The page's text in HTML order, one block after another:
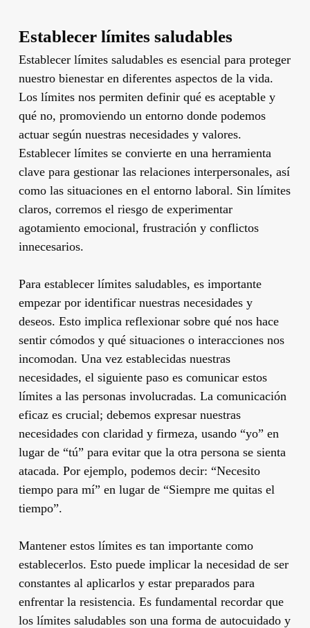
Establecer límites saludables
Establecer límites saludables es esencial para proteger
nuestro bienestar en diferentes aspectos de la vida.
Los límites nos permiten definir qué es aceptable y
qué no, promoviendo un entorno donde podemos
actuar según nuestras necesidades y valores.
Establecer límites se convierte en una herramienta
clave para gestionar las relaciones interpersonales, así
como las situaciones en el entorno laboral. Sin límites
claros, corremos el riesgo de experimentar
agotamiento emocional, frustración y conflictos
innecesarios.
Para establecer límites saludables, es importante
empezar por identificar nuestras necesidades y
deseos. Esto implica reflexionar sobre qué nos hace
sentir cómodos y qué situaciones o interacciones nos
incomodan. Una vez establecidas nuestras
necesidades, el siguiente paso es comunicar estos
límites a las personas involucradas. La comunicación
eficaz es crucial; debemos expresar nuestras
necesidades con claridad y firmeza, usando “yo” en
lugar de “tú” para evitar que la otra persona se sienta
atacada. Por ejemplo, podemos decir: “Necesito
tiempo para mí” en lugar de “Siempre me quitas el
tiempo”.
Mantener estos límites es tan importante como
establecerlos. Esto puede implicar la necesidad de ser
constantes al aplicarlos y estar preparados para
enfrentar la resistencia. Es fundamental recordar que
los límites saludables son una forma de autocuidado y